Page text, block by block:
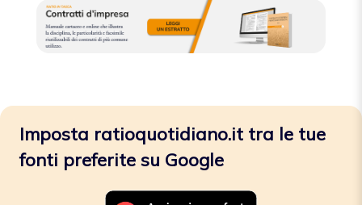
Imposta ratioquotidiano.it tra le tue
fonti preferite su Google